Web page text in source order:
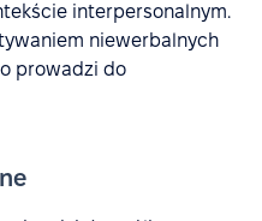
interpersonalnym.
niewerbalnych
prowadzi do